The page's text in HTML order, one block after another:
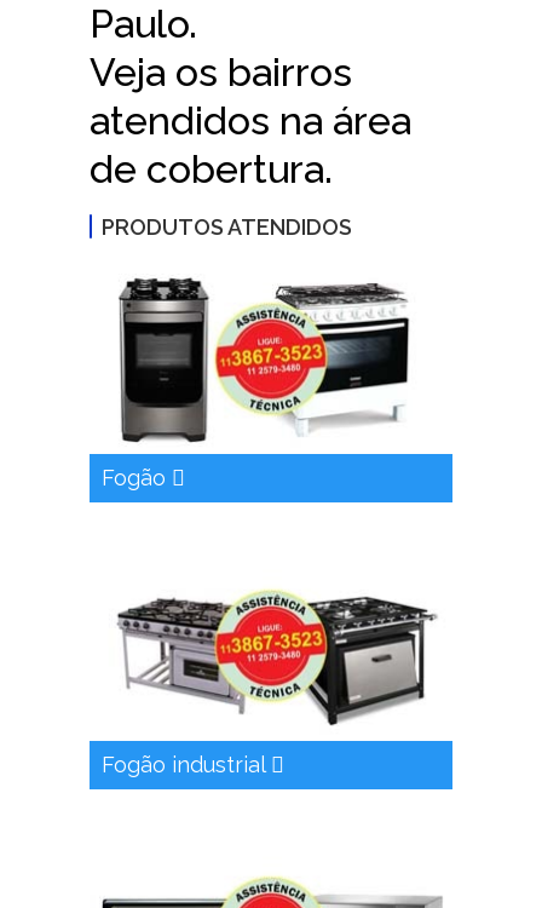
Paulo.
Veja os bairros
atendidos na área
de cobertura.
PRODUTOS ATENDIDOS
Fogão
Fogão industrial